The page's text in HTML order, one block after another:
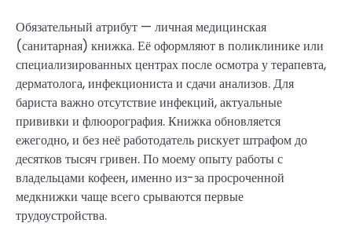
Обязательный атрибут — личная медицинская
(санитарная) книжка. Её оформляют в поликлинике или
специализированных центрах после осмотра у терапевта,
дерматолога, инфекциониста и сдачи анализов. Для
бариста важно отсутствие инфекций, актуальные
прививки и флюорография. Книжка обновляется
ежегодно, и без неё работодатель рискует штрафом до
десятков тысяч гривен. По моему опыту работы с
владельцами кофеен, именно из-за просроченной
медкнижки чаще всего срываются первые
трудоустройства.